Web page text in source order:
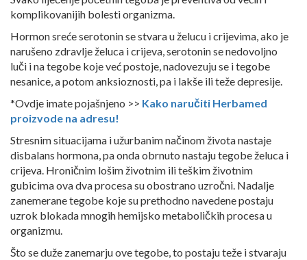
komplikovanijih bolesti organizma.
Hormon sreće serotonin se stvara u želucu i crijevima, ako je
narušeno zdravlje želuca i crijeva, serotonin se nedovoljno
luči i na tegobe koje već postoje, nadovezuju se i tegobe
nesanice, a potom anksioznosti, pa i lakše ili teže depresije.
*Ovdje imate pojašnjeno >> Kako naručiti Herbamed
proizvode na adresu!
Stresnim situacijama i užurbanim načinom života nastaje
disbalans hormona, pa onda obrnuto nastaju tegobe želuca i
crijeva. Hroničnim lošim životnim ili teškim životnim
gubicima ova dva procesa su obostrano uzročni. Nadalje
zanemerane tegobe koje su prethodno navedene postaju
uzrok blokada mnogih hemijsko metaboličkih procesa u
organizmu.
Što se duže zanemarju ove tegobe, to postaju teže i stvaraju